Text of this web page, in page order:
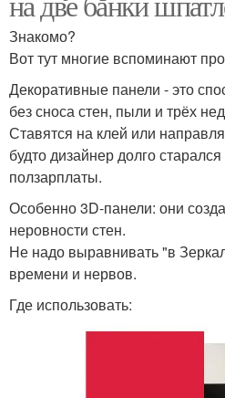
Знакомо?
Вот тут многие вспоминают
Декоративные панели - это
без сноса стен, пыли и трёх
Ставятся на клей или
будто дизайнер долго
ползарплаты.
Особенно 3D-панели: они
неровности стен.
Не надо выравнивать "в
времени и нервов.
Где использовать: